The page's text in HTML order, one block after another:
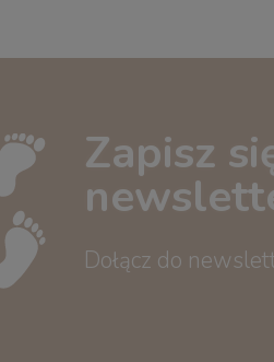
Zapisz
Dołącz do